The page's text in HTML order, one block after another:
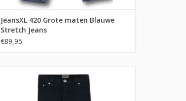
JeansXL 420 Grote maten Blauwe
Stretch Jeans
€89,95